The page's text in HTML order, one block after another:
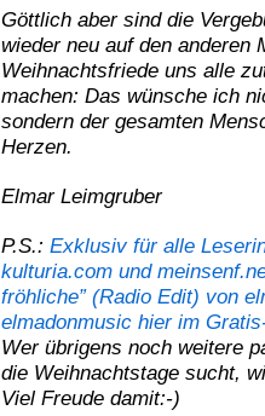
Göttlich aber sind die
wieder neu auf den anderen
Weihnachtsfriede uns alle
machen: Das wünsche ich
sondern der gesamten
Herzen.
Elmar Leimgruber
P.S.: Exklusiv für alle
kulturia.com und
fröhliche” (Radio Edit) von
elmadonmusic hier im
Wer übrigens noch weitere
die Weihnachtstage sucht,
Viel Freude damit:-)